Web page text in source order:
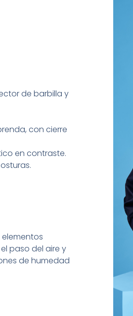
de barbilla y
con cierre
en contraste.
paso del aire y
de humedad